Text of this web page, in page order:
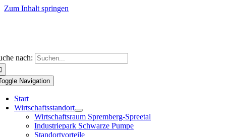
Zum Inhalt springen
nach:
Navigation
Start
Wirtschaftsstandort
Wirtschaftsraum Spremberg-Spreetal
Industriepark Schwarze Pumpe
Standortvorteile